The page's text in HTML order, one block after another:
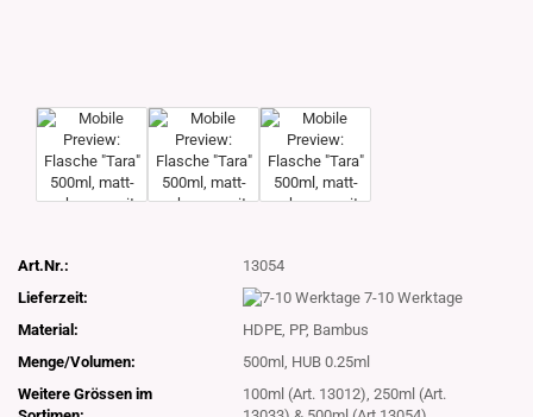
Art.Nr.:
13054
Lieferzeit:
7-10 Werktage
Material:
HDPE, PP, Bambus
Menge/Volumen:
500ml, HUB 0.25ml
Weitere Grössen im
100ml (Art. 13012), 250ml (Art.